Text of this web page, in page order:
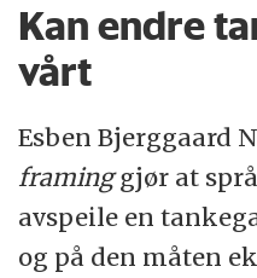
grupper som er
klimaendringene.
– De arbeidet utgjør
interessekonflikt,
utdyper at det er
sin ekspertise på.
Kan endre
vårt
Esben Bjerggaard
framinggjør at
avspeile en
og på den måten